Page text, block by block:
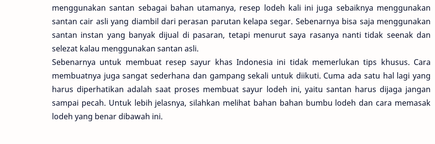
menggunakan santan sebagai bahan utamanya, resep lodeh kali ini juga sebaiknya menggunakan
santan cair asli yang diambil dari perasan parutan kelapa segar. Sebenarnya bisa saja menggunakan
santan instan yang banyak dijual di pasaran, tetapi menurut saya rasanya nanti tidak seenak dan
selezat kalau menggunakan santan asli.
Sebenarnya untuk membuat resep sayur khas Indonesia ini tidak memerlukan tips khusus. Cara
membuatnya juga sangat sederhana dan gampang sekali untuk diikuti. Cuma ada satu hal lagi yang
harus diperhatikan adalah saat proses membuat sayur lodeh ini, yaitu santan harus dijaga jangan
sampai pecah. Untuk lebih jelasnya, silahkan melihat bahan bahan bumbu lodeh dan cara memasak
lodeh yang benar dibawah ini.